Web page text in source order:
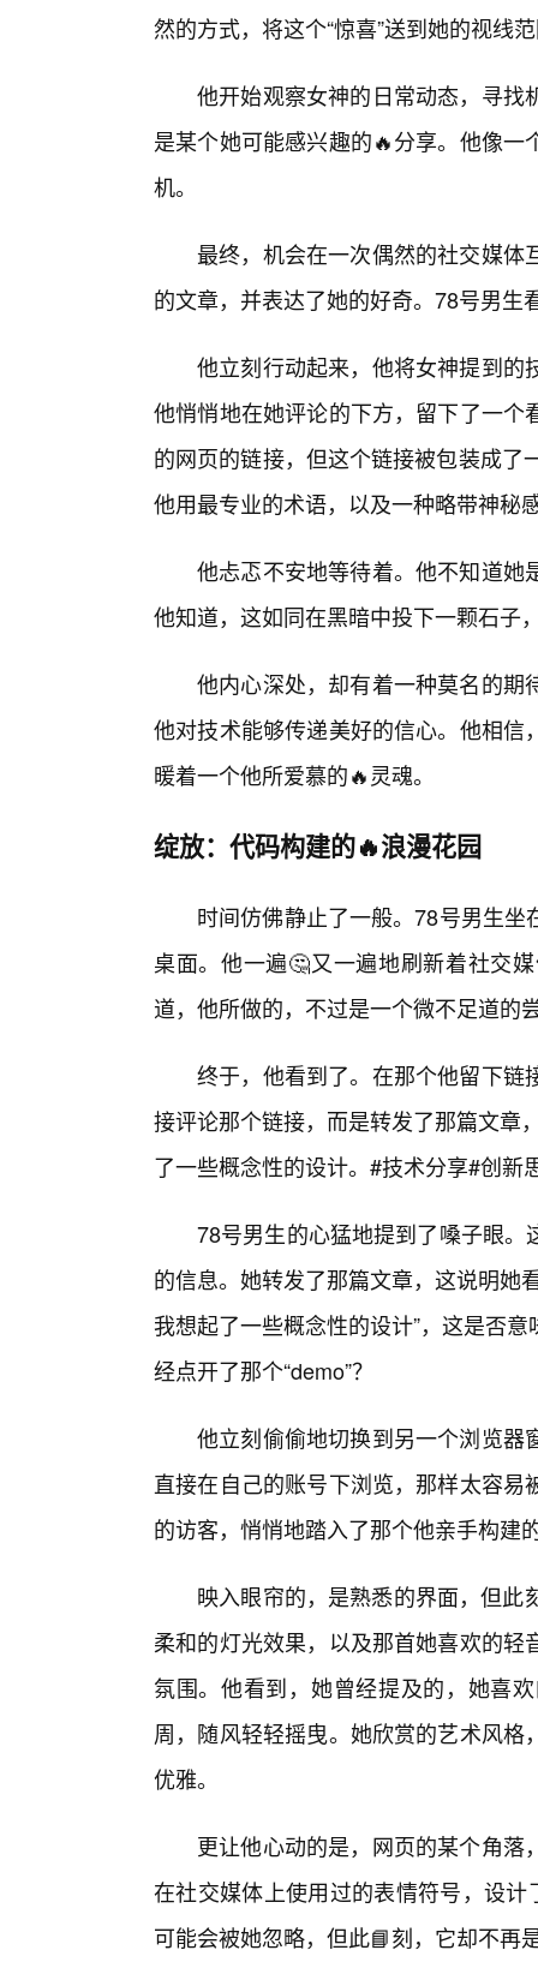
然的方式，将这个“惊喜”送到她的视线
他开始观察女神的日常动态，寻找
是某个她可能感兴趣的🔥分享。他像
机。
最终，机会在一次偶然的社交媒体
的文章，并表达了她的好奇。78号男
他立刻行动起来，他将女神提到的
他悄悄地在她评论的下方，留下了一
的网页的链接，但这个链接被包装成了
他用最专业的术语，以及一种略带神秘
他忐忑不安地等待着。他不知道她
他知道，这如同在黑暗中投下一颗石子
他内心深处，却有着一种莫名的期
他对技术能够传递美好的信心。他相
暖着一个他所爱慕的🔥灵魂。
绽放：代码构建的🔥浪漫花园
时间仿佛静止了一般。78号男生
桌面。他一遍🤔又一遍地刷新着社交
道，他所做的，不过是一个微不足道的
终于，他看到了。在那个他留下链
接评论那个链接，而是转发了那篇文章
了一些概念性的设计。#技术分享#创新
78号男生的心猛地提到了嗓子眼
的信息。她转发了那篇文章，这说明她
我想起了一些概念性的设计”，这是否
经点开了那个“demo”？
他立刻偷偷地切换到另一个浏览器
直接在自己的账号下浏览，那样太容
的访客，悄悄地踏入了那个他亲手构建
映入眼帘的，是熟悉的界面，但
柔和的灯光效果，以及那首她喜欢的
氛围。他看到，她曾经提及的，她喜
周，随风轻轻摇曳。她欣赏的艺术风
优雅。
更让他心动的是，网页的某个角
在社交媒体上使用过的表情符号，设
可能会被她忽略，但此📘刻，它却不再